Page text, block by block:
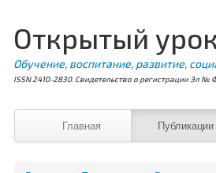
Открытый урок
Обучение, воспитание, развитие,
ISSN 2410-2830. Свидетельство о регистрации Эл №
Главная Публикации